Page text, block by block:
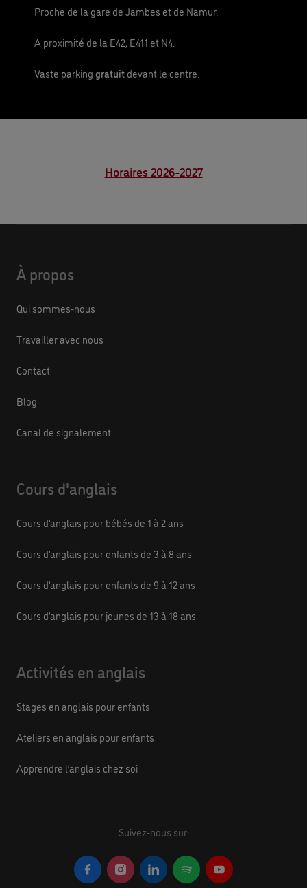
Proche de la gare de Jambes et de Namur.
A proximité de la E42, E411 et N4.
Vaste parkinggratuitdevant le centre.
Horaires 2026-2027
À propos
Qui sommes-nous
Travailler avec nous
Contact
Blog
Canal de signalement
Cours d'anglais
Cours d’anglais pour bébés de 1 à 2 ans
Cours d’anglais pour enfants de 3 à 8 ans
Cours d’anglais pour enfants de 9 à 12 ans
Cours d’anglais pour jeunes de 13 à 18 ans
Activités en anglais
Stages en anglais pour enfants
Ateliers en anglais pour enfants
Apprendre l’anglais chez soi
Suivez-nous sur: